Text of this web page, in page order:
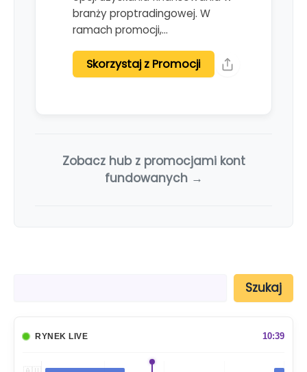
branży proptradingowej. W
ramach promocji,…
Skorzystaj z Promocji
Zobacz hub z promocjami kont
fundowanych →
Szukaj
RYNEK LIVE 10:39